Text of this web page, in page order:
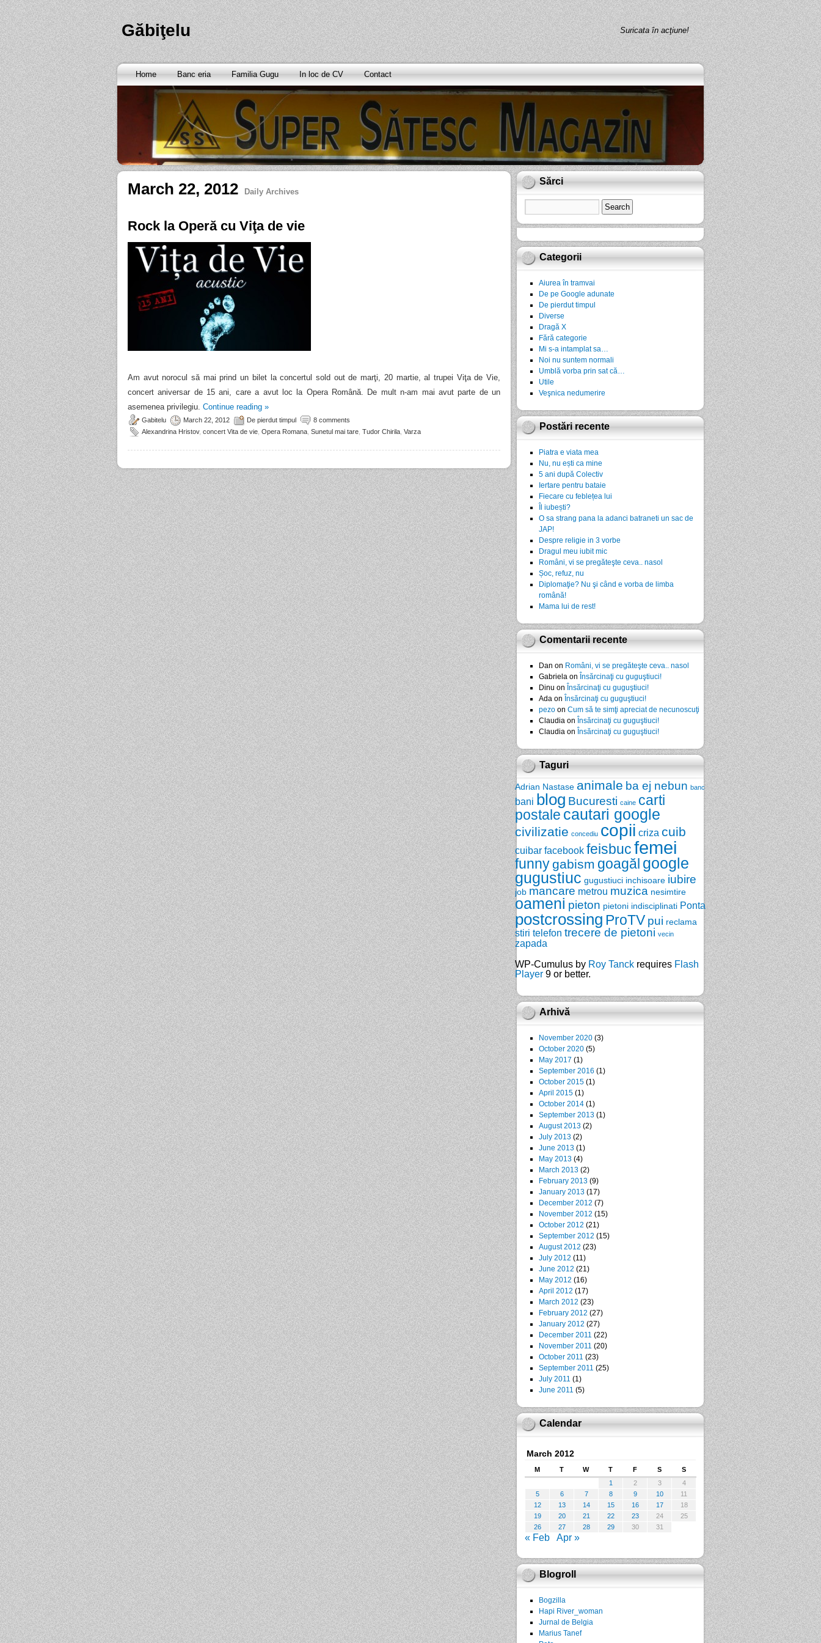
Găbiţelu Suricata în acţiune!
Home Banc eria Familia Gugu In loc de CV Contact
March 22, 2012 Daily Archives
Rock la Operă cu Viţa de vie
Am avut norocul să mai prind un bilet la concertul sold out de marţi, 20 martie, al trupei Viţa de Vie,
concert aniversar de 15 ani, care a avut loc la Opera Română. De mult n-am mai avut parte de un
asemenea privilegiu. Continue reading »
Gabitelu March 22, 2012 De pierdut timpul
8 comments
Alexandrina Hristov, concert Vita de vie Opera Romana Sunetul mai tare Tudor Chirila Varza
Sărci
Categorii
Aiurea în tramvai
De pe Google adunate
De pierdut timpul
Diverse
Dragă X
Fără categorie
Mi s-a intamplat sa…
Noi nu suntem normali
Umblă vorba prin sat că…
Utile
Veşnica nedumerire
Postări recente
Piatra e viata mea
Nu, nu ești ca mine
5 ani după Colectiv
Iertare pentru bataie
Fiecare cu feblețea lui
Îl iubești?
O sa strang pana la adanci batraneti un sac de
JAP!
Despre religie in 3 vorbe
Dragul meu iubit mic
Români, vi se pregăteşte ceva.. nasol
Șoc, refuz, nu
Diplomaţie? Nu şi când e vorba de limba
română!
Mama lui de rest!
Comentarii recente
Dan on Români, vi se pregăteşte ceva.. nasol
Gabrielaon Însărcinaţi cu guguştiuci!
Dinu on Însărcinaţi cu guguştiuci!
Adaon Însărcinaţi cu guguştiuci!
pezoon Cum să te simţi apreciat de necunoscuţi
Claudiaon Însărcinaţi cu guguştiuci!
Claudiaon Însărcinaţi cu guguştiuci!
Taguri
Adrian Nastase animale ba ej nebun banc
bani blog Bucuresti caine carti
postale cautari google
civilizatie concediu copii criza cuib
cuibar facebook feisbucfemei
funnygabism goagăl google
gugustiuc gugustiuci inchisoare iubire
job mancare metrou muzica nesimtire
oameni pieton pietoni indisciplinati Ponta
postcrossing ProTV pui reclama
stiri telefon trecere de pietoni vecin
zapada
WP-Cumulus by Roy Tanck requires Flash
Player 9 or better.
Arhivă
November 2020(3)
October 2020(5)
May 2017 (1)
September 2016 (1)
October 2015(1)
April 2015(1)
October 2014(1)
September 2013(1)
August 2013(2)
July 2013(2)
June 2013(1)
May 2013(4)
March 2013(2)
February 2013(9)
January 2013(17)
December 2012 (7)
November 2012 (15)
October 2012 (21)
September 2012 (15)
August 2012 (23)
July 2012 (11)
June 2012 (21)
May 2012 (16)
April 2012 (17)
March 2012 (23)
February 2012 (27)
January 2012 (27)
December 2011 (22)
November 2011 (20)
October 2011 (23)
September 2011 (25)
July 2011 (1)
June 2011 (5)
Calendar
March 2012
M T W T F S
S
1
2 3
4
5
6 7 8 9 10
11
12
13 14 15 16 17
18
19
20 21 22 23 24
25
26
27 28 29 30 31
« Feb Apr »
Blogroll
Bogzilla
Hapi River_woman
Jurnal de Belgia
Marius Tanef